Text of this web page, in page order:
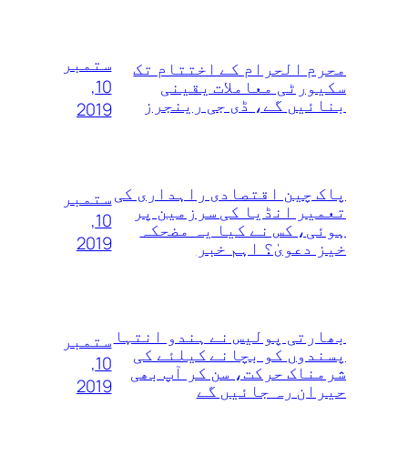
محرم الحرام کے اختتام تک
سکیورٹی معاملات یقینی
بنائیں گے، ڈی جی رینجرز
ستمبر
10,
2019
پاک چین اقتصادی راہداری کی
تعمیر انڈیا کی سرزمین پر
ہوئی، کس نے کیا یہ مضحکہ
خیز دعویٰ؟ اہم خبر
ستمبر
10,
2019
بھارتی پولیس نے ہندو انتہا
پسندوں‌ کو بچانے کیلئے کی
شرمناک حرکت، سن کر آپ بھی
حیران رہ جائیں گے
ستمبر
10,
2019